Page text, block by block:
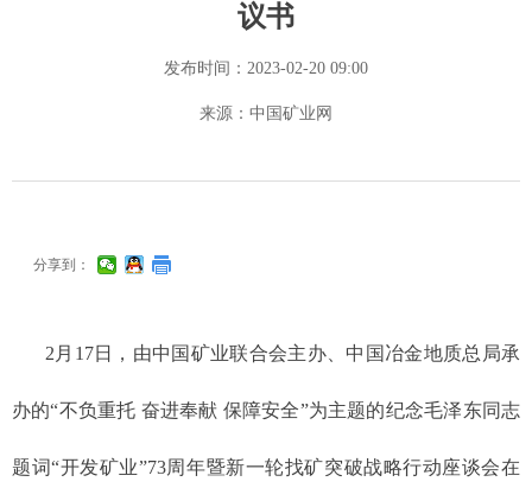
议书
2月17日，由中国矿业联合会主办、中国冶金地质总局承
办的“不负重托 奋进奉献 保障安全”为主题的纪念毛泽东同志
题词“开发矿业”73周年暨新一轮找矿突破战略行动座谈会在
发布时间： 2023-02-20 09:00
来源：中国矿业网
分享到：